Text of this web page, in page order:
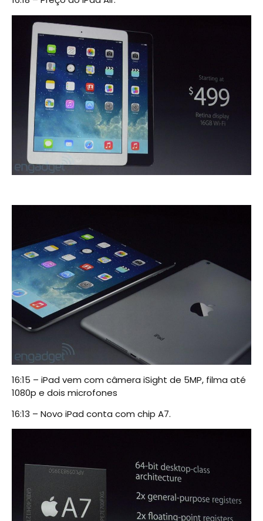
16:15 – iPad vem com câmera iSight de 5MP, filma até
1080p e dois microfones
16:13 – Novo iPad conta com chip A7.